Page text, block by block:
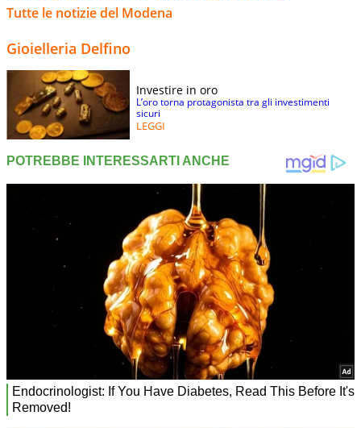
Tutte le notizie del Modena
Gioielleria Delfino
Investire in oro
L’oro torna protagonista tra gli investimenti
sicuri
LEGGI